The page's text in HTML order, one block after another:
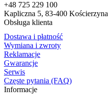
+48 725 229 100
Kapliczna 5, 83-400 Kościerzyna
Obsługa klienta
Dostawa i płatność
Wymiana i zwroty
Reklamacje
Gwarancje
Serwis
Częste pytania (FAQ)
Informacje